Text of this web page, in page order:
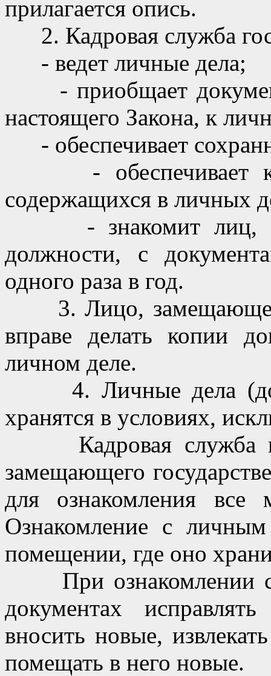
прилагается опись.
2. Кадровая служба
- ведет личные дела;
- приобщает
настоящего Закона, к
- обеспечивает
- обеспечивает
содержащихся в личных
- знакомит лиц,
должности, с
одного раза в год.
3. Лицо, замещающее
вправе делать копии
личном деле.
4. Личные дела
хранятся в условиях,
Кадровая служба по
замещающего
для ознакомления все
Ознакомление с
помещении, где оно
При ознакомлении с
документах
вносить новые,
помещать в него новые.